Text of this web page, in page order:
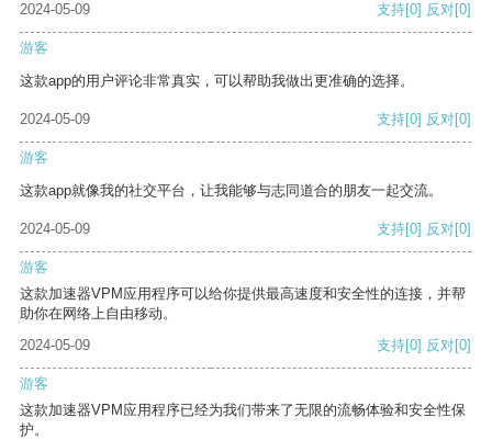
2024-05-09 支持[0] 反对[0]
游客
这款app的用户评论非常真实，可以帮助我做出更准确的选择。
2024-05-09 支持[0] 反对[0]
游客
这款app就像我的社交平台，让我能够与志同道合的朋友一起交流。
2024-05-09 支持[0] 反对[0]
游客
这款加速器VPM应用程序可以给你提供最高速度和安全性的连接，并帮
助你在网络上自由移动。
2024-05-09
支持[0] 反对[0]
游客
这款加速器VPM应用程序已经为我们带来了无限的流畅体验和安全性保
护。